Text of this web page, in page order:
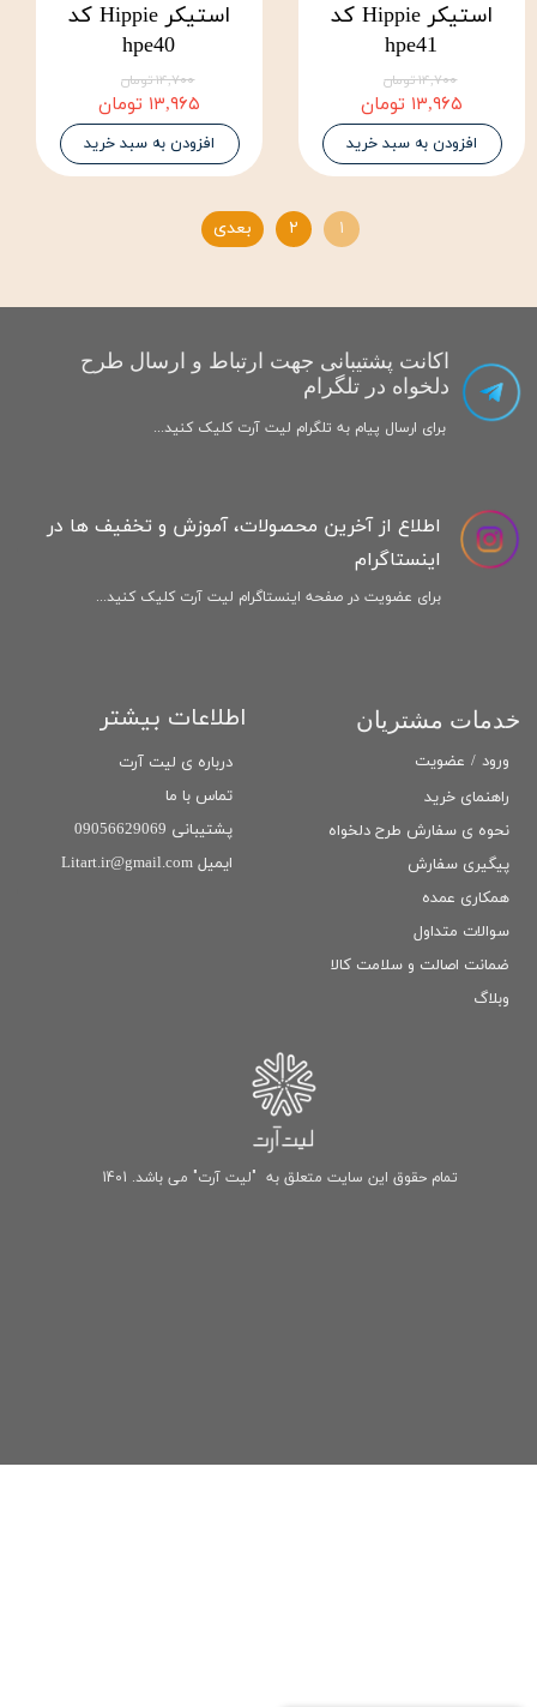
استیکر Hippie کد
hpe41
۱۴,۷۰۰ تومان
۱۳,۹۶۵ تومان
افزودن به سبد خرید
استیکر Hippie کد
hpe40
۱۴,۷۰۰ تومان
۱۳,۹۶۵ تومان
افزودن به سبد خرید
۱ ۲ بعدی
راهنمای خرید
نحوه ی سفارش طرح دلخواه
پیگیری سفارش
همکاری عمده
سوالات متداول
ضمانت اصالت و سلامت كالا
وبلاگ
خدمات مشتریان
اکانت پشتیبانی جهت ارتباط و ارسال طرح
دلخواه در تلگرام
برای ارسال پیام به تلگرام لیت آرت کلیک کنید...
اطلاعات بیشتر
درباره ی لیت آرت
تماس با ما
پشتیبانی 09056629069
ایمیل Litart.ir@gmail.com
تمام حقوق این سایت متعلق به "لیت آرت" می باشد. 1401
اطلاع از آخرین محصولات، آموزش و تخفیف ها در
اینستاگرام
برای عضویت در صفحه اینستاگرام لیت آرت کلیک کنید...
ورود / عضویت